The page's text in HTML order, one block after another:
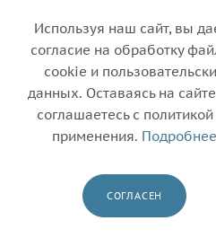
Тонер-
C822
44844626/
(7.3k) БУЛАТ
Используя наш сайт, вы
согласие на обработку
cookie и
данных. Оставаясь на
соглашаетесь с
применения. Подробнее
СОГЛАСЕН